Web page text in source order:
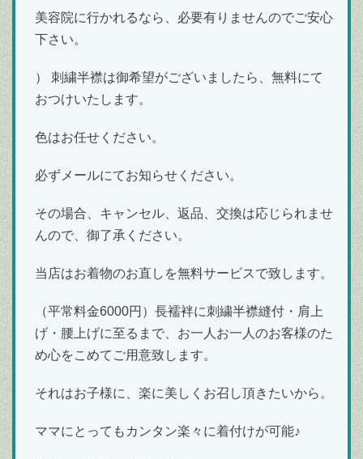
美容院に行かれるなら、必要有りませんのでご安心
下さい。
） 刺繍半襟は御希望がございましたら、無料にて
おつけいたします。
色はお任せください。
必ずメールにてお知らせください。
その場合、キャンセル、返品、交換は応じられませ
んので、御了承ください。
当店はお着物のお直しを無料サービスで致します。
（平常料金6000円）長襦袢に刺繍半襟縫付・肩上
げ・腰上げに至るまで、お一人お一人のお客様のた
め心をこめてご用意致します。
それはお子様に、楽に美しくお召し頂きたいから。
ママにとってもカンタン楽々に着付けが可能♪